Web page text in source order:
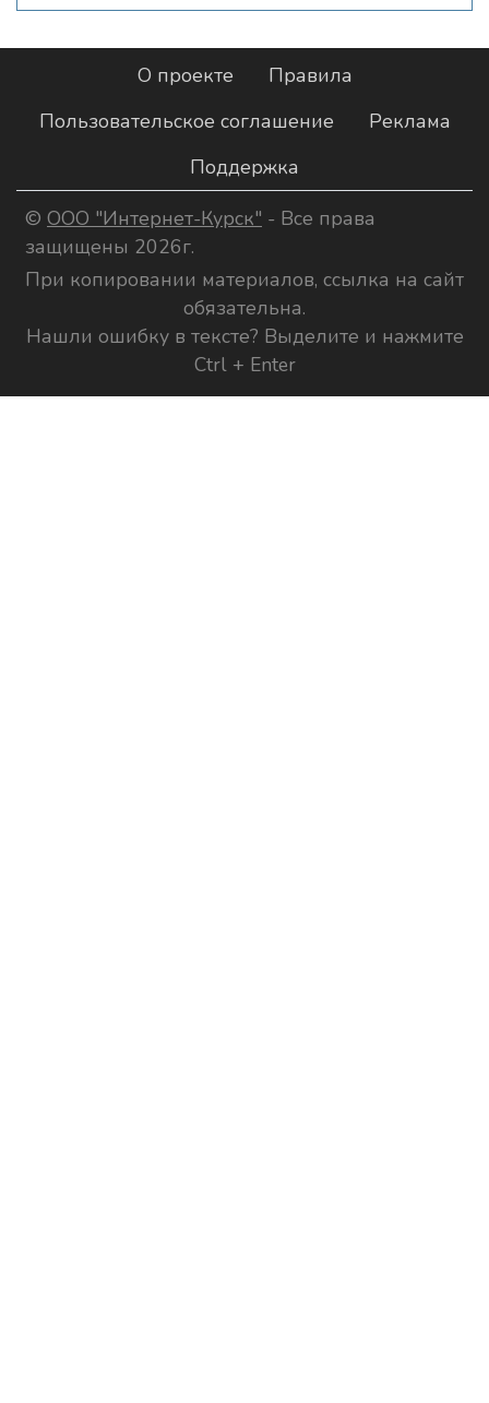
О проекте
Правила
Пользовательское соглашение
Реклама
Поддержка
© ООО "Интернет-Курск" - Все права
защищены 2026г.
При копировании материалов, ссылка на сайт
обязательна.
Нашли ошибку в тексте? Выделите и нажмите
Ctrl + Enter